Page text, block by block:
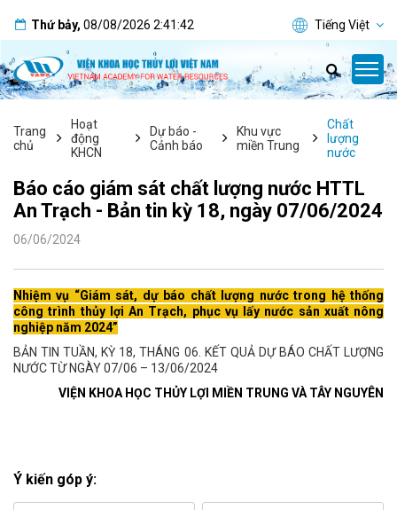
Thứ bảy, 08/08/2026 2:41:43 Tiếng Việt
Trang
chủ
Hoạt
động
KHCN
Dự báo -
Cảnh báo
Khu vực
miền Trung
Chất
lượng
nước
Báo cáo giám sát chất lượng nước HTTL
An Trạch - Bản tin kỳ 18, ngày 07/06/2024
06/06/2024
Nhiệm vụ “Giám sát, dự báo chất lượng nước trong hệ thống
công trình thủy lợi An Trạch, phục vụ lấy nước sản xuất nông
nghiệp năm 2024”
BẢN TIN TUẦN, KỲ 18, THÁNG 06. KẾT QUẢ DỰ BÁO CHẤT LƯỢNG
NƯỚC TỪ NGÀY 07/06 – 13/06/2024
VIỆN KHOA HỌC THỦY LỢI MIỀN TRUNG VÀ TÂY NGUYÊN
Ý kiến góp ý: